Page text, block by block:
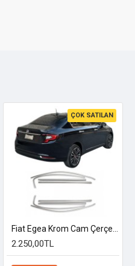
ÇOK SATILAN
2.250,00TL